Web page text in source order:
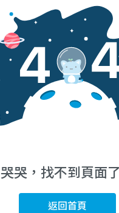
哭哭，找不到頁面
返回首頁